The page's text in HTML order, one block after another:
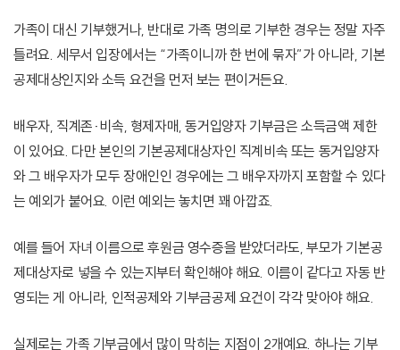
가족이 대신 기부했거나, 반대로 가족 명의로 기부한 경우는 정말 자주
틀려요. 세무서 입장에서는 “가족이니까 한 번에 묶자”가 아니라, 기본
공제대상인지와 소득 요건을 먼저 보는 편이거든요.
배우자, 직계존·비속, 형제자매, 동거입양자 기부금은 소득금액 제한
이 있어요. 다만 본인의 기본공제대상자인 직계비속 또는 동거입양자
와 그 배우자가 모두 장애인인 경우에는 그 배우자까지 포함할 수 있다
는 예외가 붙어요. 이런 예외는 놓치면 꽤 아깝죠.
예를 들어 자녀 이름으로 후원금 영수증을 받았더라도, 부모가 기본공
제대상자로 넣을 수 있는지부터 확인해야 해요. 이름이 같다고 자동 반
영되는 게 아니라, 인적공제와 기부금공제 요건이 각각 맞아야 해요.
실제로는 가족 기부금에서 많이 막히는 지점이 2개예요. 하나는 기부